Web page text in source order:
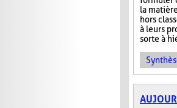
la
hors
à leurs
sorte à